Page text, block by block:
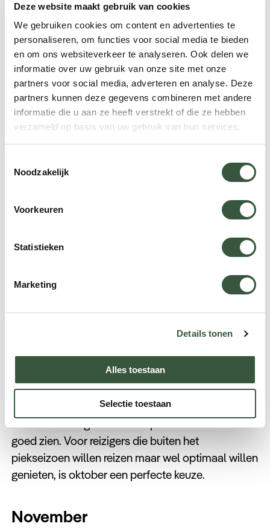
Deze website maakt gebruik van cookies
We gebruiken cookies om content en advertenties te
personaliseren, om functies voor social media te bieden
en om ons websiteverkeer te analyseren. Ook delen we
informatie over uw gebruik van onze site met onze
partners voor social media, adverteren en analyse. Deze
partners kunnen deze gegevens combineren met andere
informatie die u aan ze heeft verstrekt of die ze hebben
verzameld op basis van uw gebruik van hun services.
Noodzakelijk
Voorkeuren
Statistieken
Marketing
Details tonen
Alles toestaan
Selectie toestaan
blijft Madagaskar ver van massatoerisme. In het
noorden en op eilanden zoals Nosy Be is het
perfect strandweer. In de natuurparken zijn
lemuren, reptielen en vogels goed zichtbaar en de
paden zijn overal goed begaanbaar.
September
temperaturen tot 30 graden in het zuiden en
westen. De luchtvochtigheid blijft laag en de regen
laat nog op zich wachten. De zee is aangenaam en
het zicht onder water uitstekend, wat deze maand
zeer geschikt maakt voor snorkelen en duiken.
Nationale parken zijn nog steeds goed
Oktober
Oktober is de laatste maand van het droge
seizoen en biedt nog steeds uitstekende
reisomstandigheden. De temperaturen stijgen
richting de 30 graden en de dagen zijn zonnig. Dit
is een vruchtbare maand in de natuur: veel jonge
dieren worden geboren en reptielen laten zich
goed zien. Voor reizigers die buiten het
piekseizoen willen reizen maar wel optimaal willen
genieten, is oktober een perfecte keuze.
November